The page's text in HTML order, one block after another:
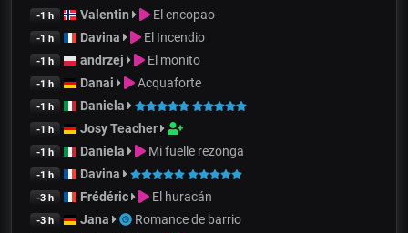
-1 h Valentin El encopao
-1 h Davina El Incendio
-1 h andrzej El monito
-1 h Danai Acquaforte
-1 h Daniela
-1 h Josy Teacher
-1 h Daniela Mi fuelle rezonga
-1 h Davina
-3 h Frédéric El huracán
-3 h Jana Romance de barrio